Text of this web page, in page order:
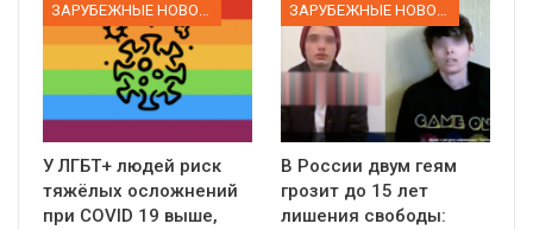
ЗАРУБЕЖНЫЕ НОВОСТИ
У ЛГБТ+ людей риск
тяжёлых осложнений
при COVID 19 выше,
ЗАРУБЕЖНЫЕ НОВОСТИ
В России двум геям
грозит до 15 лет
лишения свободы: